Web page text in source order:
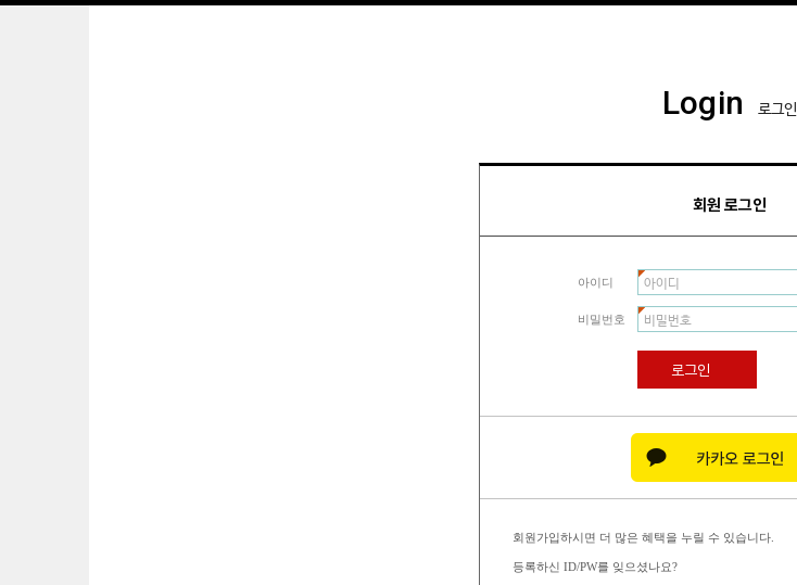
Login 로그인
회원 로그인
아이디
비밀번호
로그인
회원가입하시면 더 많은 혜택을 누릴 수 있습니다.
등록하신 ID/PW를 잊으셨나요?